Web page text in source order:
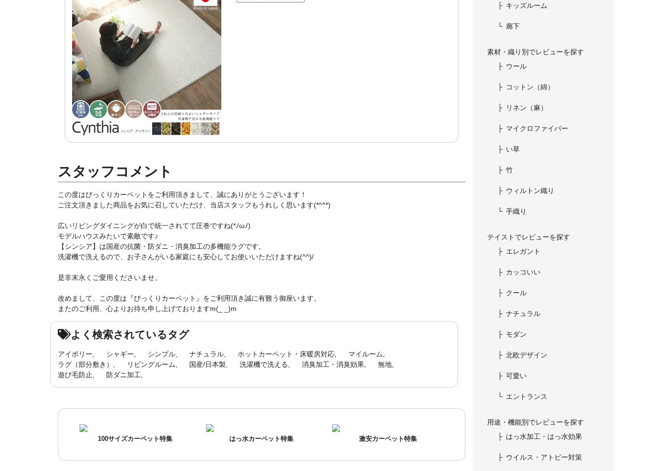
スタッフコメント
この度はびっくりカーペットをご利用頂きまして、誠にありがとうございます！
ご注文頂きました商品をお気に召していただけ、当店スタッフもうれしく思います(*^^*)
広いリビングダイニングが白で統一されてて圧巻ですね(*ﾉωﾉ)
モデルハウスみたいで素敵です♪
【シンシア】は国産の抗菌・防ダニ・消臭加工の多機能ラグです。
洗濯機で洗えるので、お子さんがいる家庭にも安心してお使いいただけますね(^^)/
是非末永くご愛用くださいませ。
改めまして、この度は『びっくりカーペット』をご利用頂き誠に有難う御座います。
またのご利用、心よりお待ち申し上げておりますm(_ _)m
よく検索されているタグ
アイボリー シャギー シンプル ナチュラル ホットカーペット・床暖房対応
マイルーム
ラグ（部分敷き）
リビングルーム 国産/日本製 洗濯機で洗える 消臭加工・消臭効果
無地
遊び毛防止
防ダニ加工
100サイズカーペット特集 はっ水カーペット特集 激安カーペット特集
キッズルーム
廊下
素材・織り別でレビューを探す
ウール
コットン（綿）
リネン（麻）
マイクロファイバー
い草
竹
ウィルトン織り
手織り
テイストでレビューを探す
エレガント
カッコいい
クール
ナチュラル
モダン
北欧デザイン
可愛い
エントランス
用途・機能別でレビューを探す
はっ水加工・はっ水効果
ウイルス・アトピー対策